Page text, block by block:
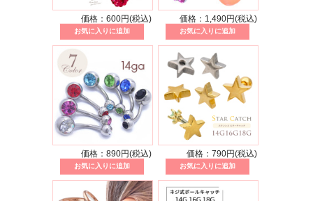
価格：600円(税込) 価格：1,490円(税込)
価格：890円(税込) 価格：790円(税込)